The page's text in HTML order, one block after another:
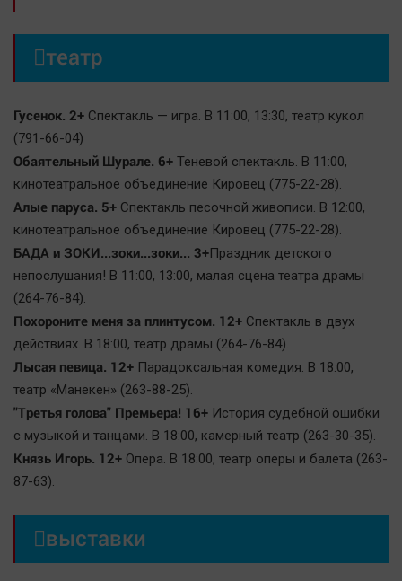
театр
Гусенок. 2+ Спектакль — игра. В 11:00, 13:30, театр кукол
(791-66-04)
Обаятельный Шурале. 6+ Теневой спектакль. В 11:00,
кинотеатральное объединение Кировец (775-22-28).
Алые паруса. 5+ Спектакль песочной живописи. В 12:00,
кинотеатральное объединение Кировец (775-22-28).
БАДА и ЗОКИ...зоки...зоки... 3+Праздник детского
непослушания! В 11:00, 13:00, малая сцена театра драмы
(264-76-84).
Похороните меня за плинтусом. 12+ Спектакль в двух
действиях. В 18:00, театр драмы (264-76-84).
Лысая певица. 12+ Парадоксальная комедия. В 18:00,
театр «Манекен» (263-88-25).
"Третья голова" Премьера! 16+ История судебной ошибки
с музыкой и танцами. В 18:00, камерный театр (263-30-35).
Князь Игорь. 12+ Опера. В 18:00, театр оперы и балета (263-
87-63).
выставки